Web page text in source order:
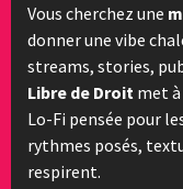
Vous cherchez une
donner une vibe
streams, stories,
Libre de Droit met
Lo-Fi pensée pour
rythmes posés,
respirent.